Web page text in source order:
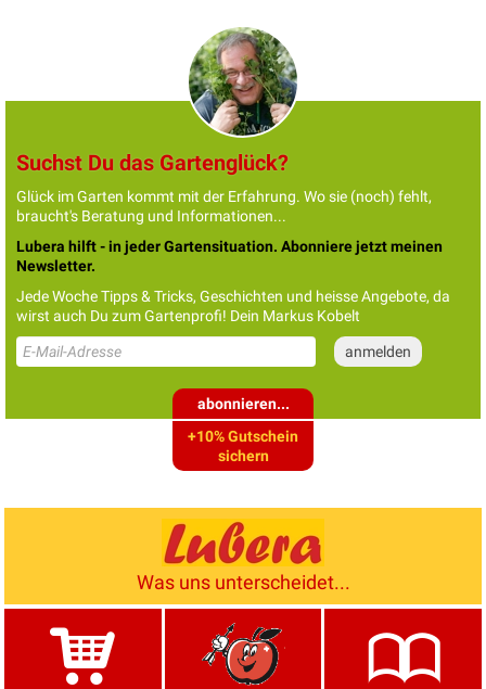
Suchst Du das Gartenglück?
Glück im Garten kommt mit der Erfahrung. Wo sie (noch) fehlt,
braucht's Beratung und Informationen...
Lubera hilft - in jeder Gartensituation. Abonniere jetzt meinen
Newsletter.
Jede Woche Tipps & Tricks, Geschichten und heisse Angebote, da
wirst auch Du zum Gartenprofi! Dein Markus Kobelt
abonnieren...
+10% Gutschein
sichern
Was uns unterscheidet...